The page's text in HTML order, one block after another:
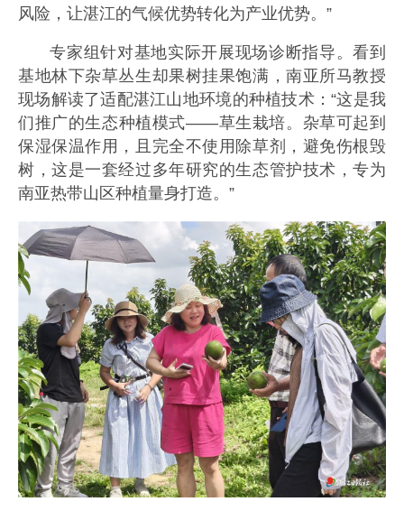
风险，让湛江的气候优势转化为产业优势。”
专家组针对基地实际开展现场诊断指导。看到
基地林下杂草丛生却果树挂果饱满，南亚所马教授
现场解读了适配湛江山地环境的种植技术：“这是我
们推广的生态种植模式——草生栽培。杂草可起到
保湿保温作用，且完全不使用除草剂，避免伤根毁
树，这是一套经过多年研究的生态管护技术，专为
南亚热带山区种植量身打造。”